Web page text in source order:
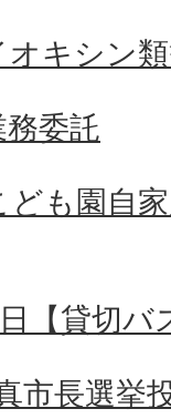
キシン
委託
も園自
【貸切バ
市長選挙